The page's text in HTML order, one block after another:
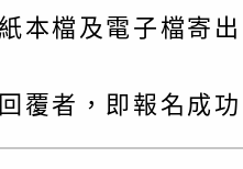
導及效能精
南共3場次
理「2026
大會」簡
治療學會
辦「空間
戲室之規
院新聞傳
務政策溝
區大坑國
紙本檔及電子檔寄
覆者，即報名成